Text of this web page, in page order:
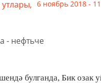
6 ноябрь 2018 -
булганда, Бик озак